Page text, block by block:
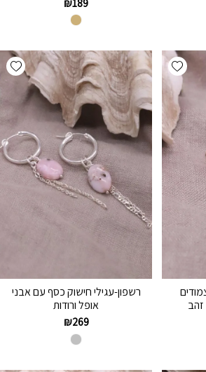
Add wishlist
רשפון-עגילי חישוק כסף עם אבני
אופל ורודות
₪269